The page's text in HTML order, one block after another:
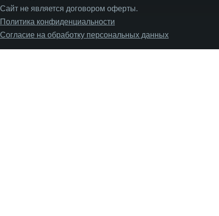
Сайт не является договором оферты.
Политика конфиденциальности
Согласие на обработку персональных данных